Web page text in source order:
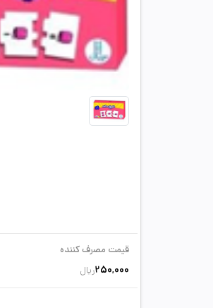
قیمت مصرف کننده
250,000ریال